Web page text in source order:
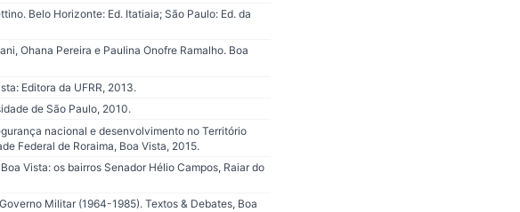
Belo Horizonte: Ed. Itatiaia; São Paulo: Ed. da
Ohana Pereira e Paulina Onofre Ramalho. Boa
Editora da UFRR, 2013.
de São Paulo, 2010.
nacional e desenvolvimento no Território
Federal de Roraima, Boa Vista, 2015.
Vista: os bairros Senador Hélio Campos, Raiar do
Militar (1964-1985). Textos & Debates, Boa